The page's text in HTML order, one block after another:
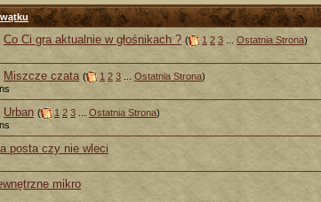
Co Ci gra aktualnie w głośnikach ? ( 1 2 3 Ostatnia Strona)
Miszcze czata ( 1 2 3 Ostatnia Strona)
Urban ( 1 2 3 Ostatnia Strona)
posta czy nie wleci
mikro